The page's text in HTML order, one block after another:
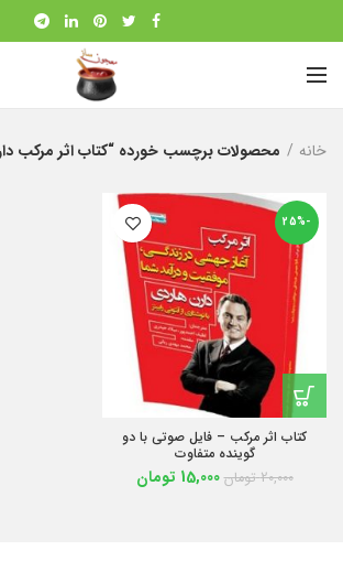
خانه محصولات برچسب خورده “کتاب اثر مرکب
-25%
کتاب اثر مرکب – فایل صوتی با دو
گوینده متفاوت
20,000 تومان 15,000 تومان